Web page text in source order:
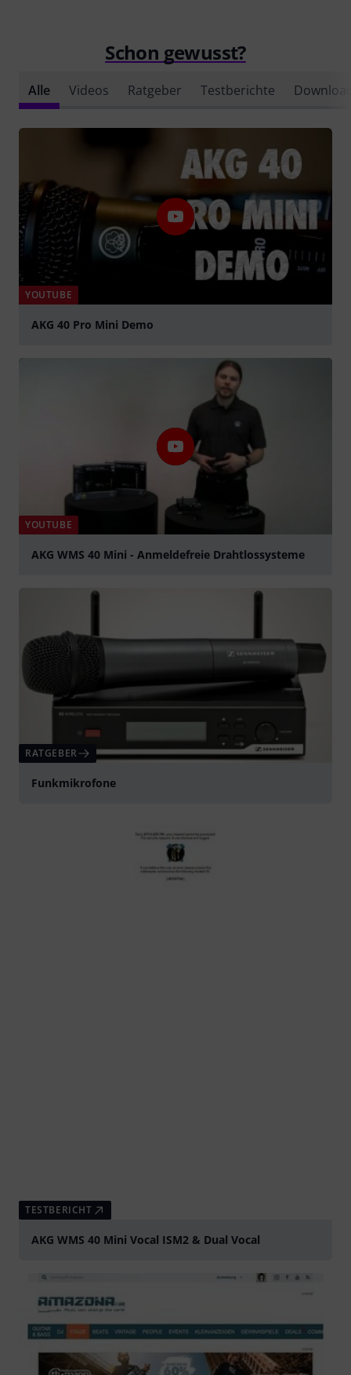
Schon gewusst?
Alle Videos Ratgeber Testberichte
YOUTUBE
AKG 40 Pro Mini Demo
YOUTUBE
AKG WMS 40 Mini - Anmeldefreie Drahtlossysteme
RATGEBER
Funkmikrofone
TESTBERICHT
AKG WMS 40 Mini Vocal ISM2 & Dual Vocal